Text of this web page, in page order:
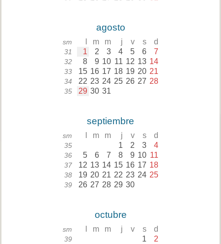
agosto
sm m m j v s d
31 1 2 3 4 5 6 7
32 8 9 10 11 12 13 14
33 15 16 17 18 19 20 21
34 22 23 24 25 26 27 28
35 29 30 31
septiembre
sm m m j v s d
35 1 2 3 4
36 5 6 7 8 9 10 11
37 12 13 14 15 16 17 18
38 19 20 21 22 23 24 25
39 26 27 28 29 30
octubre
sm m m j v s d
39 1 2